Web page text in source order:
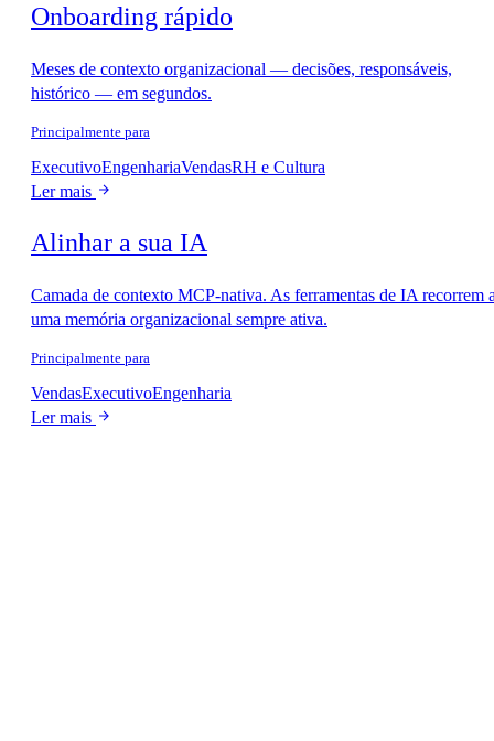
Onboarding rápido
Meses de contexto organizacional — decisões, responsáveis,
histórico — em segundos.
Principalmente para
ExecutivoEngenhariaVendasRH e Cultura
Ler mais
Alinhar a sua IA
Camada de contexto MCP-nativa. As ferramentas de IA recorrem
uma memória organizacional sempre ativa.
Principalmente para
VendasExecutivoEngenharia
Ler mais